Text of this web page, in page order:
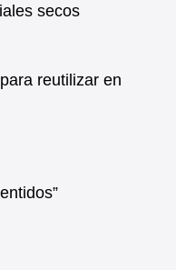
secos
reutilizar en